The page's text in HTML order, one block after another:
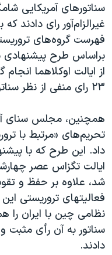
اسرائیل در جنگ
نرگس محمدی برنده جایزه
همایش محافظه‌کاران
صفحه‌های ویژه
سناتورهای آمریکایی
غیرالزام‌آور رای دادند
فهرست گروه‌های
براساس طرح پیشنهادی
۲۳ رای منفی از نظر سناتورها گذشت.
همچنین، مجلس سنای
تحریم‌های «مرتبط با
داد. این طرح که با
ایالت تگزاس عصر
شد، علاوه بر حفظ و
فعالیتهای تروریستی
دادند.